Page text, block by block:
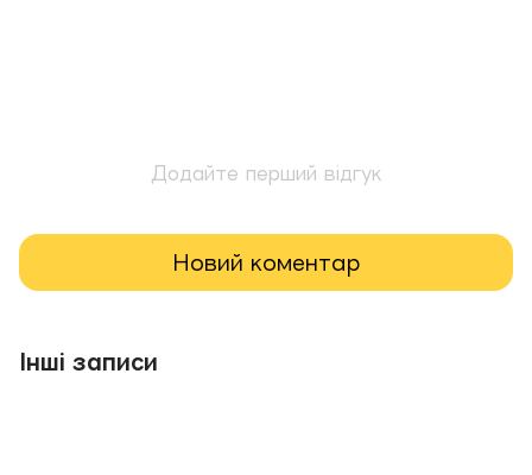
Додайте перший відгук
Новий коментар
Інші записи